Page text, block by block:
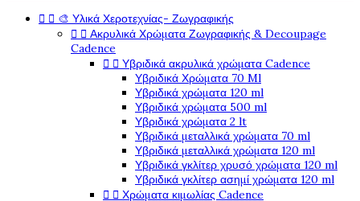
  🎨 Υλικά Χεροτεχνίας- Ζωγραφικής
  Ακρυλικά Χρώματα Ζωγραφικής & Decoupage
Cadence
  Υβριδικά ακρυλικά χρώματα Cadence
Υβριδικά Χρώματα 70 Ml
Υβριδικά χρώματα 120 ml
Υβριδικά χρώματα 500 ml
Υβριδικά χρώματα 2 lt
Υβριδικά μεταλλικά χρώματα 70 ml
Υβριδικά μεταλλικά χρώματα 120 ml
Υβριδικά γκλίτερ χρυσό χρώματα 120 ml
Υβριδικά γκλίτερ ασημί χρώματα 120 ml
  Χρώματα κιμωλίας Cadence